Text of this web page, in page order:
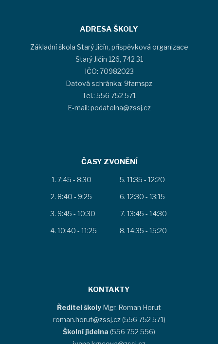
ADRESA ŠKOLY
Základní škola Starý Jičín, příspěvková organizace
Starý Jičín 126, 742 31
IČO: 70982023
Datová schránka: 9famspz
Tel.: 556 752 571
E-mail: podatelna@zssj.cz
ČASY ZVONĚNÍ
7:45 - 8:30
8:40 - 9:25
9:45 - 10:30
10:40 - 11:25
11:35 - 12:20
12:30 - 13:15
13:45 - 14:30
14:35 - 15:20
KONTAKTY
Ředitel školy Mgr. Roman Horut
roman.horut@zssj.cz (556 752 571)
Školní jídelna (556 752 556)